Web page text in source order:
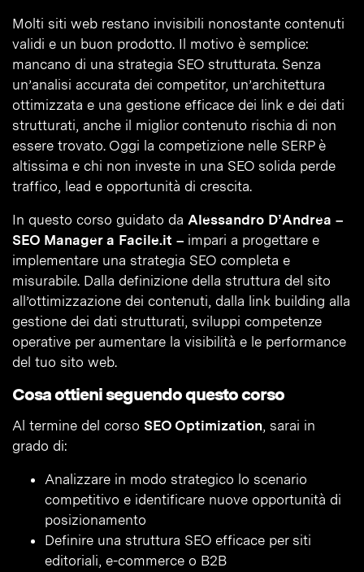
Molti siti web restano invisibili nonostante contenuti
validi e un buon prodotto. Il motivo è semplice:
mancano di una strategia SEO strutturata. Senza
un’analisi accurata dei competitor, un’architettura
ottimizzata e una gestione efficace dei link e dei dati
strutturati, anche il miglior contenuto rischia di non
essere trovato. Oggi la competizione nelle SERP è
altissima e chi non investe in una SEO solida perde
traffico, lead e opportunità di crescita.
In questo corso guidato da Alessandro D’Andrea –
SEO Manager a Facile.it – impari a progettare e
implementare una strategia SEO completa e
misurabile. Dalla definizione della struttura del sito
all’ottimizzazione dei contenuti, dalla link building alla
gestione dei dati strutturati, sviluppi competenze
operative per aumentare la visibilità e le performance
del tuo sito web.
Cosa ottieni seguendo questo corso
Al termine del corso SEO Optimization, sarai in
grado di:
Analizzare in modo strategico lo scenario
competitivo e identificare nuove opportunità di
posizionamento
Definire una struttura SEO efficace per siti
editoriali, e-commerce o B2B